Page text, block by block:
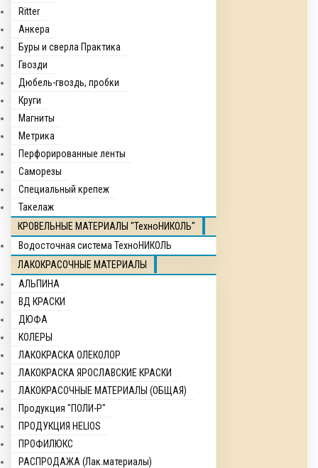
Ritter
Анкера
Буры и сверла Практика
Гвозди
Дюбель-гвоздь, пробки
Круги
Магниты
Метрика
Перфорированные ленты
Саморезы
Специальный крепеж
Такелаж
КРОВЕЛЬНЫЕ МАТЕРИАЛЫ "ТехноНИКОЛЬ"
Водосточная система ТехноНИКОЛЬ
ЛАКОКРАСОЧНЫЕ МАТЕРИАЛЫ
АЛЬПИНА
ВД КРАСКИ
ДЮФА
КОЛЕРЫ
ЛАКОКРАСКА ОЛЕКОЛОР
ЛАКОКРАСКА ЯРОСЛАВСКИЕ КРАСКИ
ЛАКОКРАСОЧНЫЕ МАТЕРИАЛЫ (ОБЩАЯ)
Продукция "ПОЛИ-Р"
ПРОДУКЦИЯ HELIOS
ПРОФИЛЮКС
РАСПРОДАЖА (Лак.материалы)